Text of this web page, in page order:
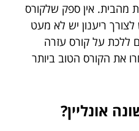
מהבית. אין ספק שלקורס
ריענון יש לא מעט
ללכת על קורס עזרה
את הקורס הטוב ביותר
אונליין?